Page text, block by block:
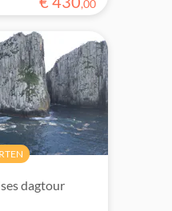
,00
dagtour